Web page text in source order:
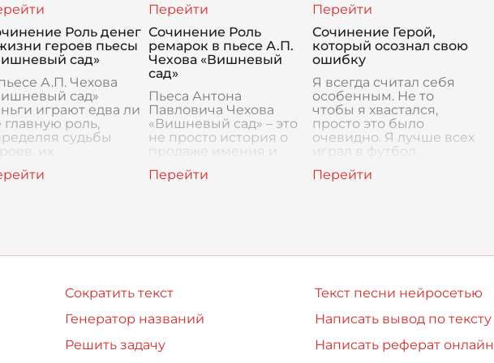
роль,
контекст и
сценическое
ко
и акцентируя основные
конфликтные линии и
драматические
ситуации. Через них
Чехов ма
есть атмосфера,
настроение, сотканное
из множества мелочей.
И в этих м
Роль денег
героев пьесы
сад»
А.П. Чехова
сад»
играют едва ли
главную роль,
судьбы
их
итоге,
Сочинение Роль
ремарок в пьесе А.П.
Чехова «Вишневый
сад»
Пьеса Антона
Павловича Чехова
«Вишневый сад» – это
не просто история о
продаже имения и
Это тонкое и
Сочинение Герой,
который осознал свою
ошибку
Я всегда считал себя
особенным. Не то
чтобы я хвастался,
просто это было
очевидно. Я лучше всех
играл в футбол,
кросс и мог с
Сократить текст
Генератор названий
Решить задачу
Текст песни нейросетью
Написать вывод по тексту
Написать реферат онлайн